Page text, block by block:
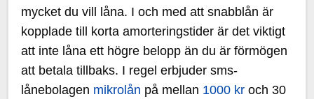
mycket du vill låna. I och med att snabblån är
kopplade till korta amorteringstider är det viktigt
att inte låna ett högre belopp än du är förmögen
att betala tillbaks. I regel erbjuder sms-
lånebolagen mikrolån på mellan 1000 kr och 30